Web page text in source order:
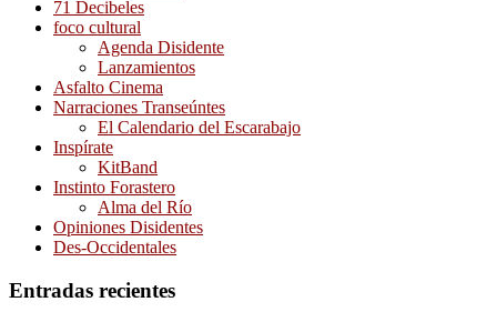
71 Decibeles
foco cultural
Agenda Disidente
Lanzamientos
Asfalto Cinema
Narraciones Transeúntes
El Calendario del Escarabajo
Inspírate
KitBand
Instinto Forastero
Alma del Río
Opiniones Disidentes
Des-Occidentales
Entradas recientes